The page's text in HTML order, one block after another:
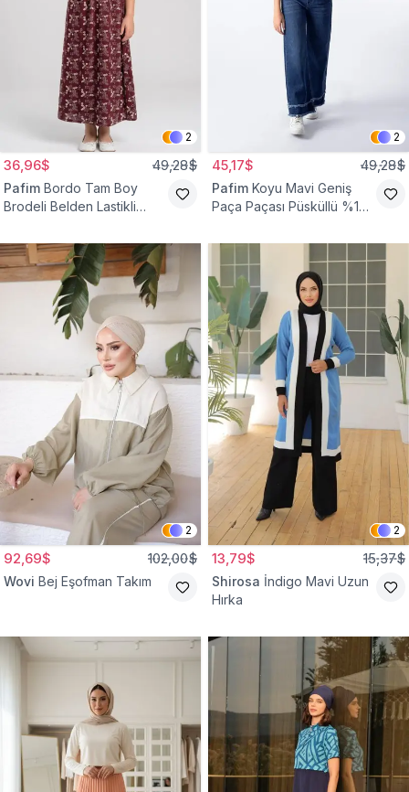
2
36,96$ 49,28$
Pafim Bordo Tam Boy
Brodeli Belden Lastikli
2
45,17$ 49,28$
Pafim Koyu Mavi Geniş
Paça Paçası Püsküllü %100
Pantolon
2
92,69$ 102,00$
Wovi Bej Eşofman Takım
2
13,79$ 15,37$
Shirosa İndigo Mavi Uzun
Hırka